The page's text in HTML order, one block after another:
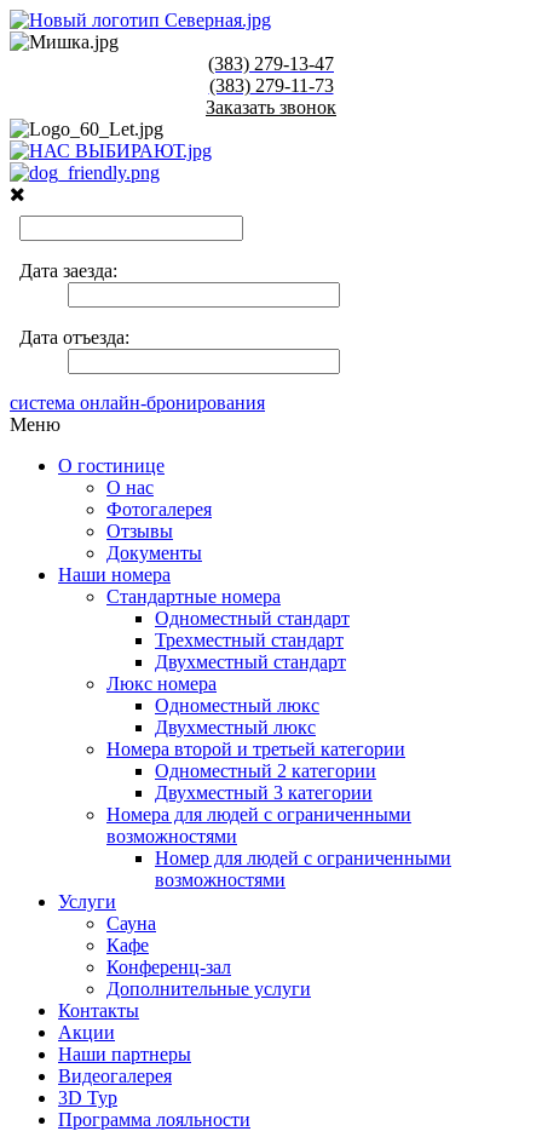
(383) 279-13-47
(383)279-11-73
Заказать звонок
система онлайн-бронирования
Меню
О гостинице
О нас
Фотогалерея
Отзывы
Документы
Наши номера
Стандартные номера
Одноместный стандарт
Трехместный стандарт
Двухместный стандарт
Люкс номера
Одноместный люкс
Двухместный люкс
Номера второй и третьей категории
Одноместный 2 категории
Двухместный 3 категории
Номера для людей с ограниченными
возможностями
Номер для людей с ограниченными
возможностями
Услуги
Сауна
Кафе
Конференц-зал
Дополнительные услуги
Контакты
Акции
Наши партнеры
Видеогалерея
3D Тур
Программа лояльности